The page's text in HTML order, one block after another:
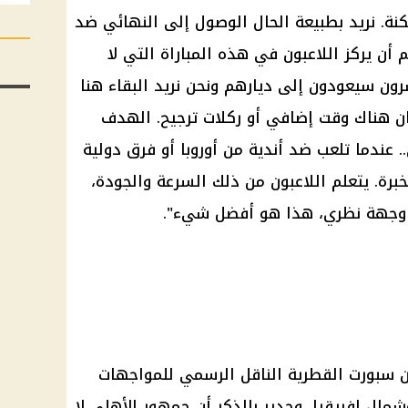
نريد بطبيعة الحال الوصول إلى النهائي ضد
يركز اللاعبون في هذه المباراة التي لا
سيعودون إلى ديارهم ونحن نريد البقاء هنا
هناك وقت إضافي أو ركلات ترجيح. الهدف
تلعب ضد أندية من أوروبا أو فرق دولية
يتعلم اللاعبون من ذلك السرعة والجودة،
وجهة نظري، هذا هو أفضل شيء".
القطرية الناقل الرسمي للمواجهات